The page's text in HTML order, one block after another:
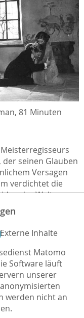
81 Minuten
Meisterregisseurs
seinen Glauben
Versagen
verdichtet die
der Welt
und findet für
Bilder.
mit
erschienen.
Externe Inhalte
Matomo
Software läuft
unserer
werden nicht an